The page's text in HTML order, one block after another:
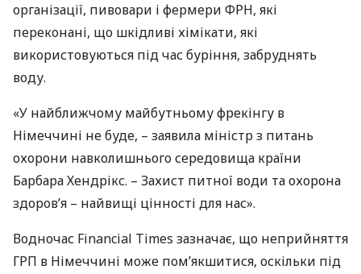
організації, пивовари і фермери ФРН, які
переконані, що шкідливі хімікати, які
використовуються під час буріння, забруднять
воду.
«У найближчому майбутньому фрекінгу в
Німеччині не буде, – заявила міністр з питань
охорони навколишнього середовища країни
Барбара Хендрікс. – Захист питної води та охорона
здоров’я – найвищі цінності для нас».
Водночас Financial Times зазначає, що неприйняття
ГРП в Німеччині може пом’якшитися, оскільки під